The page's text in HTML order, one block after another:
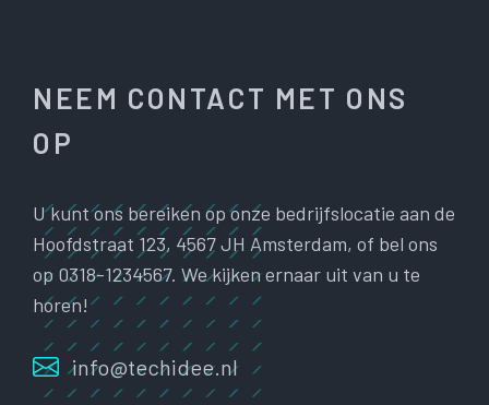
NEEM CONTACT MET ONS
OP
U kunt ons bereiken op onze bedrijfslocatie aan de
Hoofdstraat 123, 4567 JH Amsterdam, of bel ons
op 0318-1234567. We kijken ernaar uit van u te
horen!
info@techidee.nl